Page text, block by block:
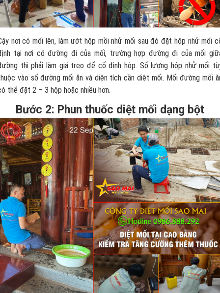
nơi có mối lên, làm ướt hộp mồi nhử mối sau đó đặt hộp nhử mối
tại nơi có đường đi của mối, trường hợp đường đi của mối
thì phải làm giá treo để cố định hộp. Số lượng hộp nhử mối
vào số đường mối ăn và diện tích cần diệt mối. Mối đường mối
thể đặt 2 – 3 hộp hoặc nhiều hơn.
Bước 2: Phun thuốc diệt mối dạng bột